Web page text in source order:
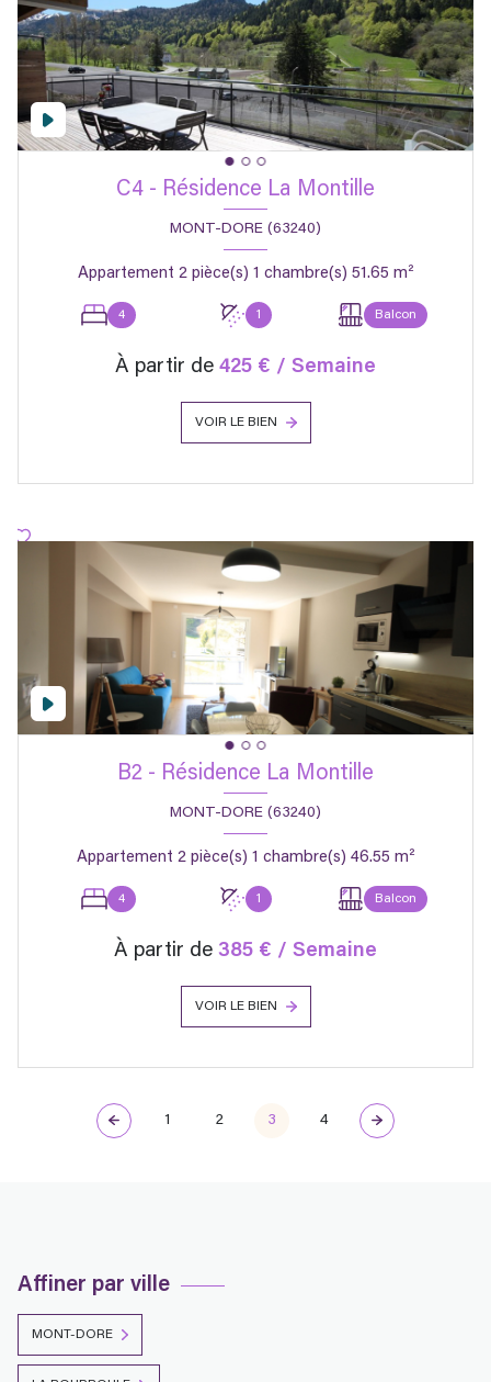
C4 - Résidence La Montille
MONT-DORE (63240)
Appartement 2 pièce(s) 1 chambre(s) 51.65 m²
4 1 Balcon
À partir de 425 € / Semaine
VOIR LE BIEN
B2 - Résidence La Montille
MONT-DORE (63240)
Appartement 2 pièce(s) 1 chambre(s) 46.55 m²
4 1 Balcon
À partir de 385 € / Semaine
VOIR LE BIEN
1 2 3 4
Affiner par ville
MONT-DORE